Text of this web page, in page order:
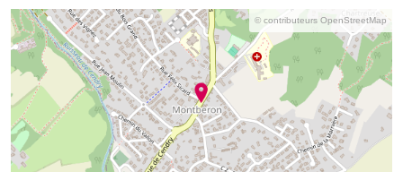
© contributeurs OpenStreetMap